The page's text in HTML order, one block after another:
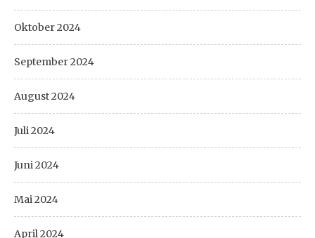
Oktober 2024
September 2024
August 2024
Juli 2024
Juni 2024
Mai 2024
April 2024